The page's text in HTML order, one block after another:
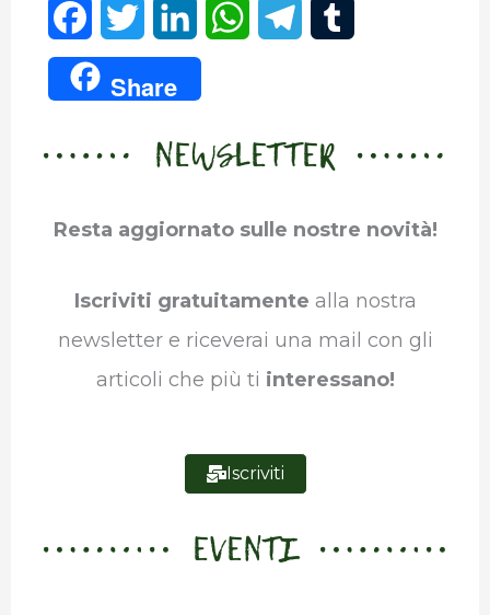
a
c
e
o
w
i
e
i
n
k
d
W
t
A
e
r
b
r
Share
NEWSLETTER
Resta aggiornato sulle nostre novità!
Iscriviti gratuitamente alla nostra
newsletter e riceverai una mail con gli
articoli che più ti interessano!
Iscriviti
EVENTI